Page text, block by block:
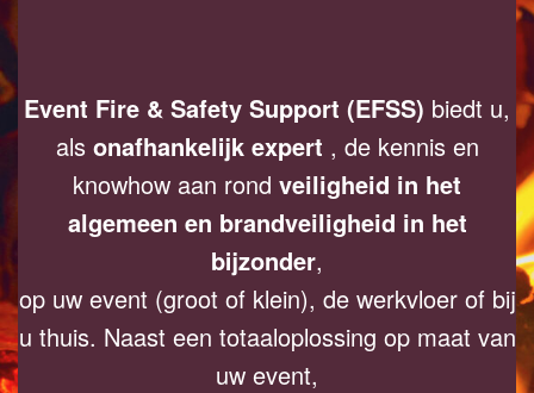
Event Fire & Safety Support (EFSS) biedt u,
als onafhankelijk expert , de kennis en
knowhow aan rond veiligheid in het
algemeen en brandveiligheid in het
bijzonder,
op uw event (groot of klein), de werkvloer of bij
u thuis. Naast een totaaloplossing op maat van
uw event,